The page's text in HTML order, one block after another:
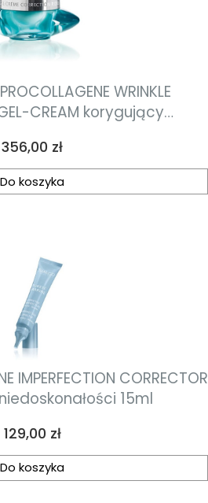
WRINKLE
CREAM korygujący
Cena
356,00 zł
Do koszyka
IMPERFECTION CORRECTOR
15ml
Cena
129,00 zł
Do koszyka